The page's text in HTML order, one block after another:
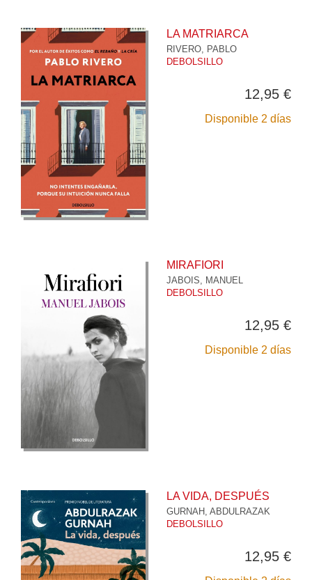
LA MATRIARCA
RIVERO, PABLO
DEBOLSILLO
12,95 €
Disponible 2 días
MIRAFIORI
JABOIS, MANUEL
DEBOLSILLO
12,95 €
Disponible 2 días
LA VIDA, DESPUÉS
GURNAH, ABDULRAZAK
DEBOLSILLO
12,95 €